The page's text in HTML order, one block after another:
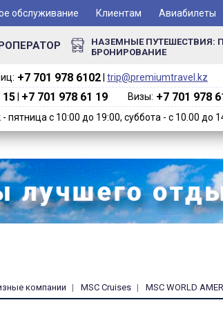
обслуживание Клиентам Авиабилеты
НАЗЕМНЫЕ ПУТЕШЕСТВИЯ:
БРОНИРОВАНИЕ
+7 701 978 6102‬ trip@premiumtravel.kz
15 +7 701 978 61 19 Визы: +7 701 978
пятница с 10:00 до 19:00, суббота - с 10.00 до
компании MSC Cruises MSC WORLD